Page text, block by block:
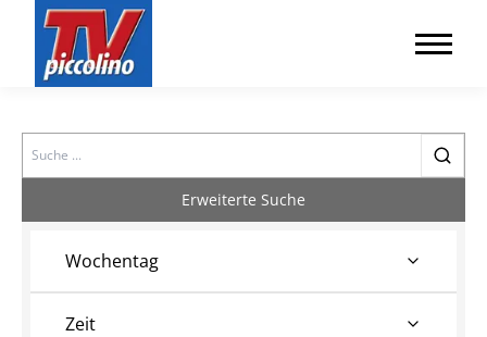
Search
Erweiterte Suche
Wochentag
Zeit